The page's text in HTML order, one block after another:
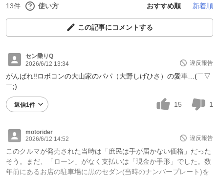
13件 使い方 おすすめ順 新着順
この記事にコメントする
セン乗りQ
2026/6/12 13:34
違反報告
がんばれ!!ロボコンの大山家のパパ（大野しげひさ）の愛車…(￣▽
￣;)
返信1件 15 1
motorider
2026/6/12 14:52
違反報告
このクルマが発売された当時は「庶民は手が届かない価格」だった
そう。まだ、「ローン」がなく支払いは「現金か手形」でした。数
年前にあるお店の駐車場に黒のセダン(当時のナンバープレート)を